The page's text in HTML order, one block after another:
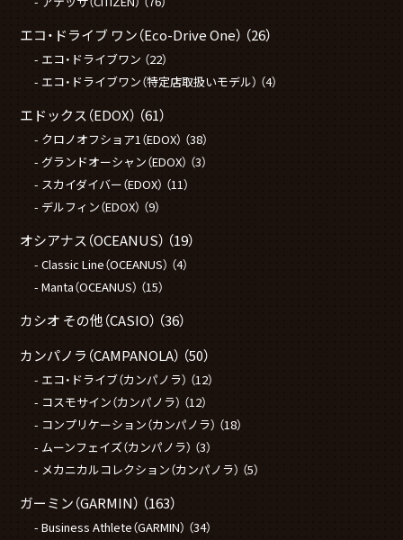
エコ・ドライブ ワン（Eco-Drive One） （26）
エコ・ドライブワン （22）
エコ・ドライブワン（特定店取扱いモデル） （4）
エドックス（EDOX） （61）
クロノオフショア1（EDOX） （38）
グランドオーシャン（EDOX） （3）
スカイダイバー（EDOX） （11）
デルフィン（EDOX） （9）
オシアナス（OCEANUS） （19）
Classic Line（OCEANUS） （4）
Manta（OCEANUS） （15）
カシオ その他（CASIO） （36）
カンパノラ（CAMPANOLA） （50）
エコ・ドライブ（カンパノラ） （12）
コスモサイン（カンパノラ） （12）
コンプリケーション（カンパノラ） （18）
ムーンフェイズ（カンパノラ） （3）
メカニカルコレクション（カンパノラ） （5）
ガーミン（GARMIN） （163）
Business Athlete（GARMIN） （34）